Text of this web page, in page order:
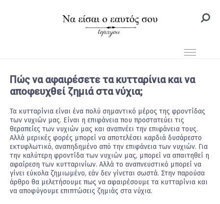
Πώς να αφαιρέσετε τα κυτταρίνια και να
αποφευχθεί ζημιά στα νύχια;
Τα κυτταρίνια είναι ένα πολύ σημαντικό μέρος της φροντίδας
των νυχιών μας. Είναι η επιφάνεια που προστατεύει τις
θεραπείες των νυχιών μας και αναπνέει την επιφάνεια τους.
Αλλά μερικές φορές μπορεί να αποτελέσει καρδιά δυσάρεστο
εκτυφλωτικό, αναπηδημένο από την επιφάνεια των νυχιών. Για
την καλύτερη φροντίδα των νυχιών μας, μπορεί να απαιτηθεί η
αφαίρεση των κυτταρινίων. Αλλά το αναπνευστικό μπορεί να
γίνει εύκολα ζημιωμένο, εάν δεν γίνεται σωστά. Στην παρούσα
άρθρο θα μελετήσουμε πως να αφαιρέσουμε τα κυτταρίνια και
να αποφύγουμε επιπτώσεις ζημιάς στα νύχια.